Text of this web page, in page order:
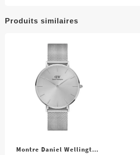
Produits similaires
Montre Daniel Wellington